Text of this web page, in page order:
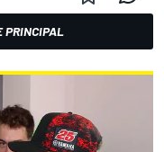
PRINCIPAL